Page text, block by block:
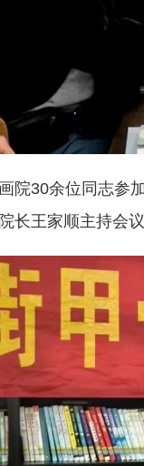
30余位同志参加
家顺主持会议